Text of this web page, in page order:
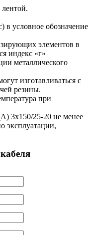
в условное обозначение
элементов в
индекс «г»
металлического
изготавливаться с
резины.
при
3х150/25-20 не менее
эксплуатации,